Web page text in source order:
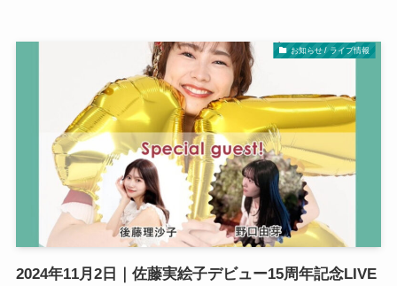
お知らせ / ライブ情報
2024年11月2日｜佐藤実絵子デビュー15周年記念LIVE